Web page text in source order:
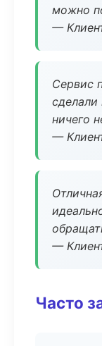
можно
—
Сервис
сделали
ничего
—
—
Часто